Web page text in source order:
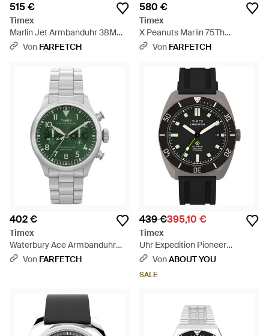
515 €
Timex
Marlin Jet Armbanduhr 38Mm -
Schwarz
Von FARFETCH
580 €
Timex
X Peanuts Marlin 75Th
Anniversary Armbanduhr
Von FARFETCH
402 €
Timex
Waterbury Ace Armbanduhr
41Mm - Grün
Von FARFETCH
439 €395,10 €
Timex
Uhr Expedition Pioneer
Automatic - Schwarz
VonABOUT YOU
SALE